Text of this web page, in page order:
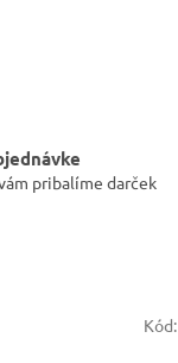
pribalíme darček
Kód: